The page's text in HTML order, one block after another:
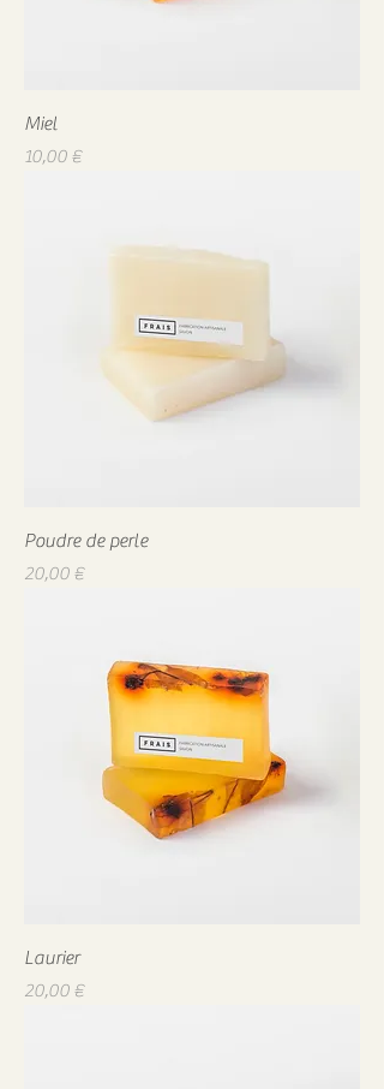
Miel
Prix
10,00 €
Poudre de perle
Prix
20,00 €
Laurier
Prix
20,00 €